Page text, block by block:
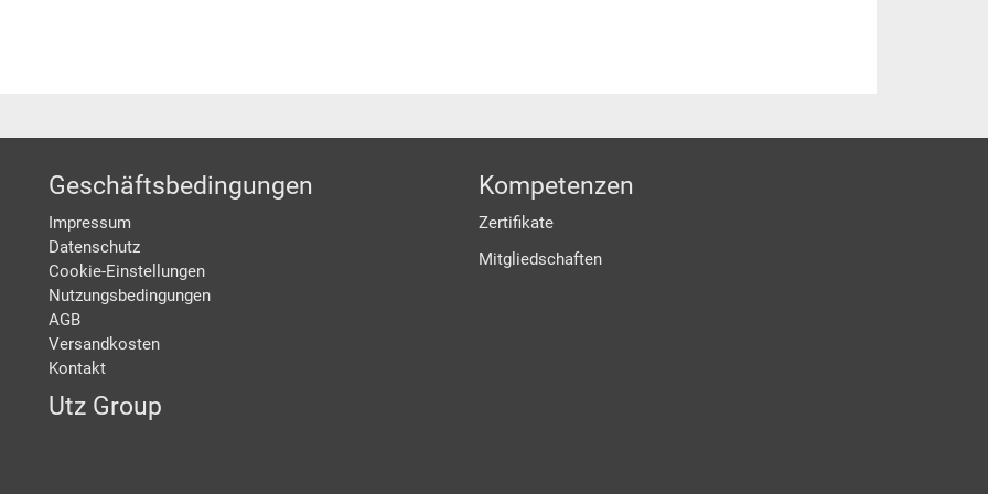
Geschäftsbedingungen
Impressum
Datenschutz
Cookie-Einstellungen
Nutzungsbedingungen
AGB
Versandkosten
Kontakt
Utz Group
Kompetenzen
Zertifikate
Mitgliedschaften